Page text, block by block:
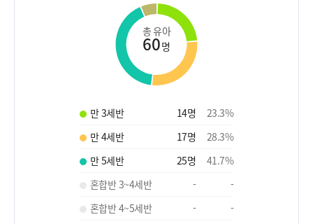
총 유아
60명
만 3세반 14명 23.3%
만 4세반
17명 28.3%
만 5세반
25명 41.7%
혼합반 3~4세반
-
-
혼합반 4~5세반
-
-